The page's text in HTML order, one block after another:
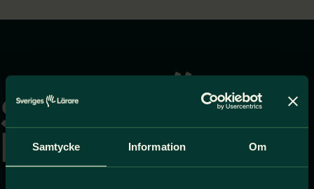
Samtycke Information Om
startsidan